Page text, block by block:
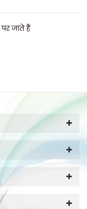
पर जाते हैं